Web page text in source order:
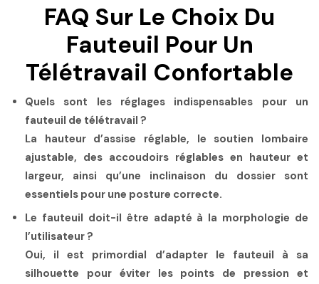
FAQ Sur Le Choix Du
Fauteuil Pour Un
Télétravail Confortable
Quels sont les réglages indispensables pour un
fauteuil de télétravail ?
La hauteur d’assise réglable, le soutien lombaire
ajustable, des accoudoirs réglables en hauteur et
largeur, ainsi qu’une inclinaison du dossier sont
essentiels pour une posture correcte.
Le fauteuil doit-il être adapté à la morphologie de
l’utilisateur ?
Oui, il est primordial d’adapter le fauteuil à sa
silhouette pour éviter les points de pression et